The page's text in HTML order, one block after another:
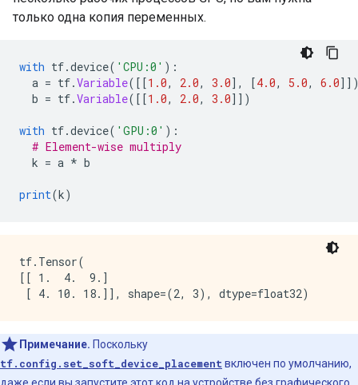
только одна копия переменных.
with tf.device( 'CPU:0' ):
a = tf.Variable([[1.0, 2.0, 3.0], [4.0, 5.0, 6.0
b = tf.Variable([[1.0, 2.0, 3.0]])
with tf.device( 'GPU:0' ):
# Element-wise multiply
k = a * b
print(k)
tf.Tensor(
[[ 1.  4.  9.]
Примечание. Поскольку
tf.config.set_soft_device_placement включен по умолчанию,